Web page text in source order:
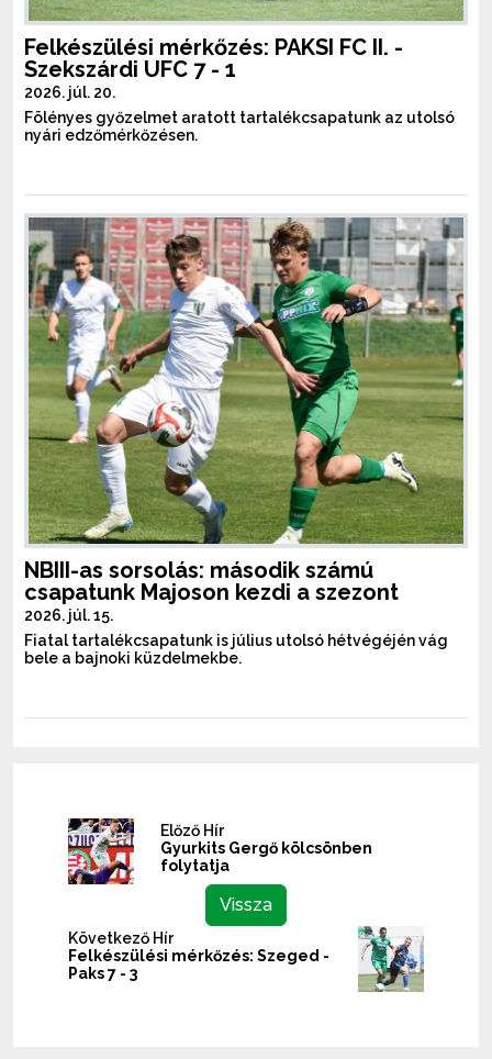
Felkészülési mérkőzés: PAKSI FC II. -
Szekszárdi UFC 7 - 1
2026. júl. 20.
Fölényes győzelmet aratott tartalékcsapatunk az utolsó
nyári edzőmérkőzésen.
NBIII-as sorsolás: második számú
csapatunk Majoson kezdi a szezont
2026. júl. 15.
Fiatal tartalékcsapatunk is július utolsó hétvégéjén vág
bele a bajnoki küzdelmekbe.
Előző Hír
Gyurkits Gergő kölcsönben
folytatja
Vissza
Következő Hír
Felkészülési mérkőzés: Szeged -
Paks 7 - 3